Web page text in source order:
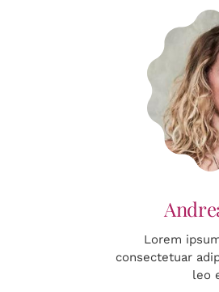
Lorem
consectetuar
leo